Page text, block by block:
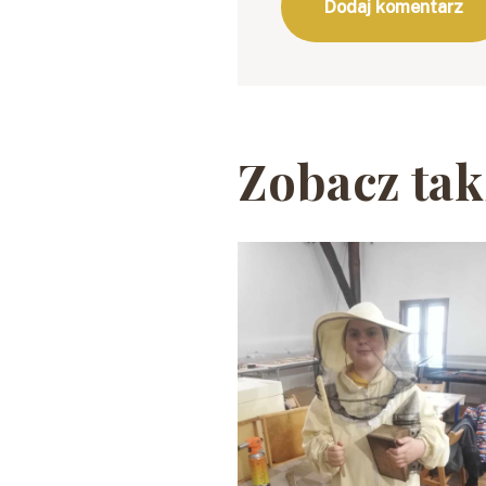
Zobacz